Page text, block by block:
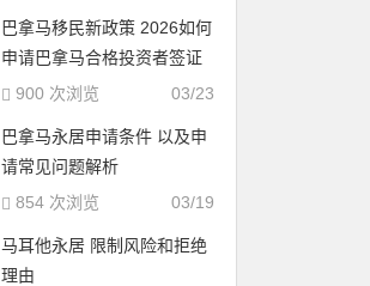
巴拿马移民新政策 2026如何
申请巴拿马合格投资者签证
03/23
900 次浏览
巴拿马永居申请条件 以及申
请常见问题解析
03/19
854 次浏览
马耳他永居 限制风险和拒绝
理由